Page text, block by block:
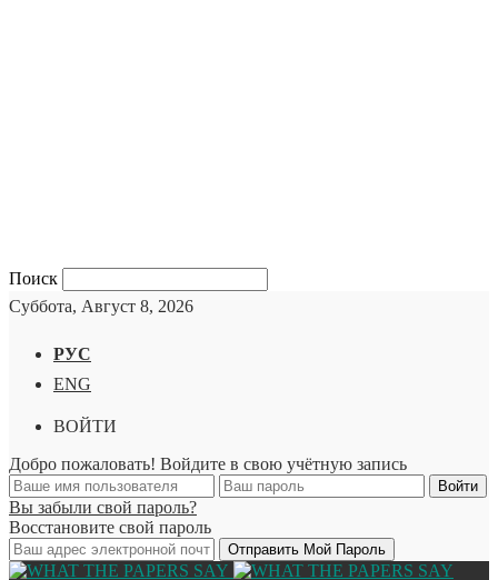
Поиск
Суббота, Август 8, 2026
РУС
ENG
ВОЙТИ
Добро пожаловать! Войдите в свою учётную запись
Вы забыли свой пароль?
Восстановите свой пароль